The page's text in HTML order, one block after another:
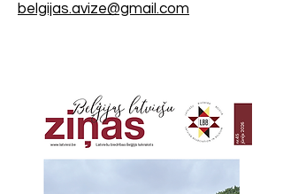
belgijas.avize@gmail.com